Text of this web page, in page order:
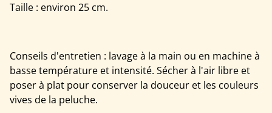
Taille : environ 25 cm.
Conseils d'entretien : lavage à la main ou en machine à
basse température et intensité. Sécher à l'air libre et
poser à plat pour conserver la douceur et les couleurs
vives de la peluche.